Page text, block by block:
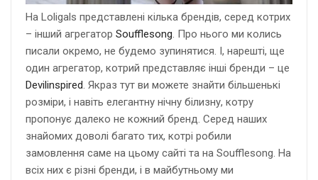
На Loligals представлені кілька брендів, серед котрих
– інший агрегатор Soufflesong. Про нього ми колись
писали окремо, не будемо зупинятися. І, нарешті, ще
один агрегатор, котрий представляє інші бренди – це
Devilinspired. Якраз тут ви можете знайти більшенькі
розміри, і навіть елегантну нічну білизну, котру
пропонує далеко не кожний бренд. Серед наших
знайомих доволі багато тих, котрі робили
замовлення саме на цьому сайті та на Soufflesong. На
всіх них є різні бренди, і в майбутньому ми